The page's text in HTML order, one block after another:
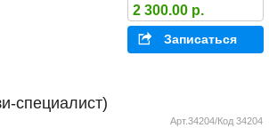
2 300.00 р.
Записаться
специалист)
Арт.34204/Код 34204